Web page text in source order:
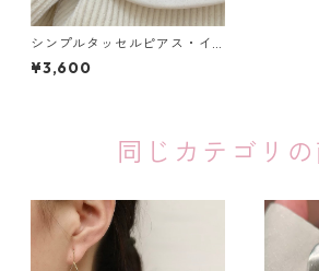
シンプルタッセルピアス・イ
ヤリング：19
¥3,600
同じカテゴリ